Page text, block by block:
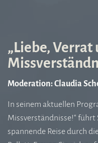
„Liebe, Verrat
Moderation: Claudia
In seinem aktuellen
Missverständnisse!“
spannende Reise durch